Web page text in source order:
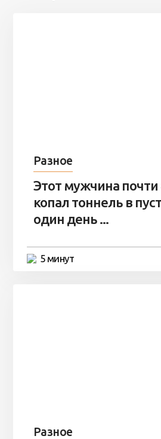
Разное
Этот мужчина почти
копал тоннель в
один день ...
5 минут
Разное